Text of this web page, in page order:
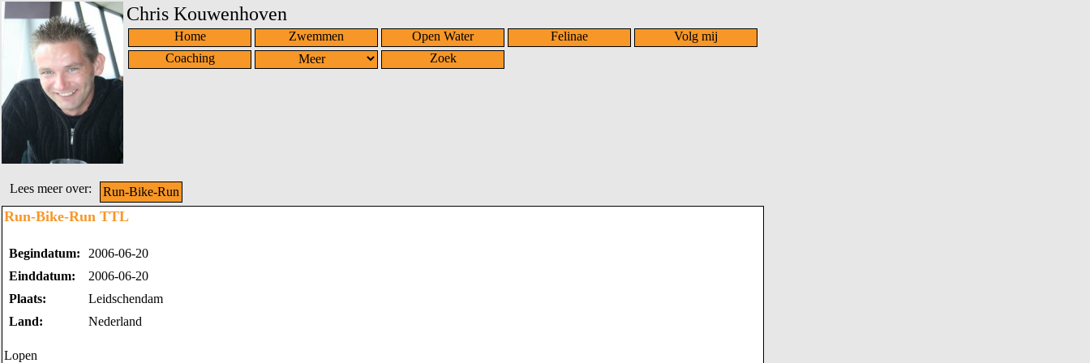
Chris Kouwenhoven
Home Zwemmen Open Water Felinae
Volg mij
Coaching
Zoek
Lees meer over: Run-Bike-Run
Run-Bike-Run TTL
Begindatum:
2006-06-20
Einddatum:
2006-06-20
Plaats:
Leidschendam
Land:
Nederland
Lopen